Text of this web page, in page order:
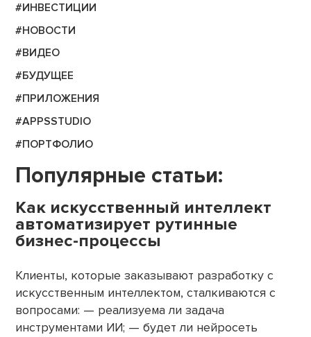
#ИНВЕСТИЦИИ
#НОВОСТИ
#ВИДЕО
#БУДУЩЕЕ
#ПРИЛОЖЕНИЯ
#APPSSTUDIO
#ПОРТФОЛИО
Популярные статьи:
Как искусственный интеллект
автоматизирует рутинные
бизнес-процессы
Клиенты, которые заказывают разработку с
искусственным интеллектом, сталкиваются с
вопросами: — реализуема ли задача
инструментами ИИ; — будет ли нейросеть